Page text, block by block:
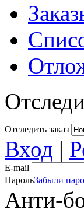
Отследить заказ
Вход |
E-mail
ПарольЗабыли
Анти-